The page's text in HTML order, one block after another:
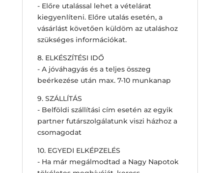
- Előre utalással lehet a vételárat
kiegyenlíteni. Előre utalás esetén, a
vásárlást követően küldöm az utaláshoz
szükséges információkat.
8. ELKÉSZÍTÉSI IDŐ
- A jóváhagyás és a teljes összeg
beérkezése után max. 7-10 munkanap
9. SZÁLLÍTÁS
- Belföldi szállítási cím esetén az egyik
partner futárszolgálatunk viszi házhoz a
csomagodat
10. EGYEDI ELKÉPZELÉS
- Ha már megálmodtad a Nagy Napotok